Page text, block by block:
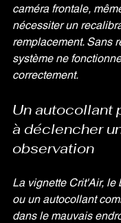
caméra frontale,
nécessiter un
remplacement. Sans
système ne
correctement.
Un autocollant
à déclencher
observation
La vignette Crit'Air, le
ou un autocollant
dans le mauvais